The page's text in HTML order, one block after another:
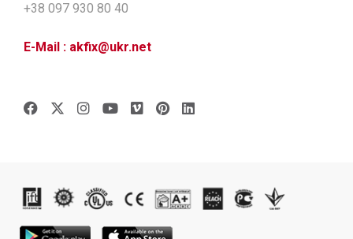
+38 097 930 80 40
E-Mail : akfix@ukr.net